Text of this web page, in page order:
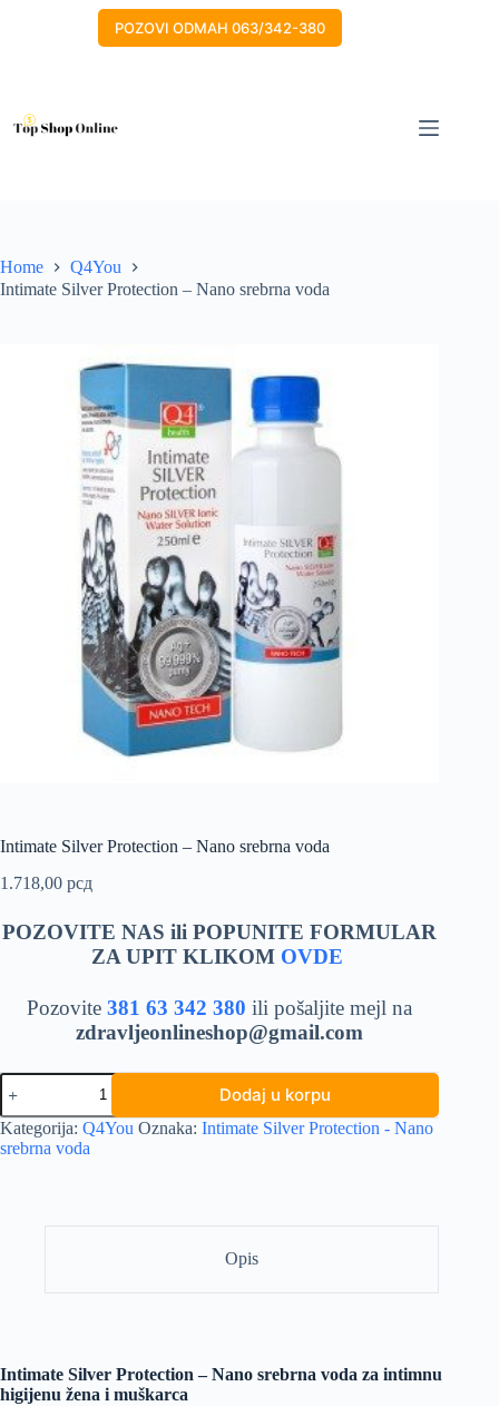
POZOVI ODMAH 063/342-380
Home
Q4You
Intimate Silver Protection – Nano srebrna voda
Intimate Silver Protection – Nano srebrna voda
1.718,00 рсд
POZOVITE NAS ili POPUNITE FORMULAR
ZA UPIT KLIKOM OVDE
Pozovite381 63 342 380 ili pošaljite mejl na
zdravljeonlineshop@gmail.com
Intimate
Silver
Protection
-
Nano
Dodaj u korpu
Kategorija: Q4You Oznaka: Intimate Silver Protection - Nano
srebrna voda
Opis
Intimate Silver Protection – Nano srebrna voda za intimnu
higijenu žena i muškarca